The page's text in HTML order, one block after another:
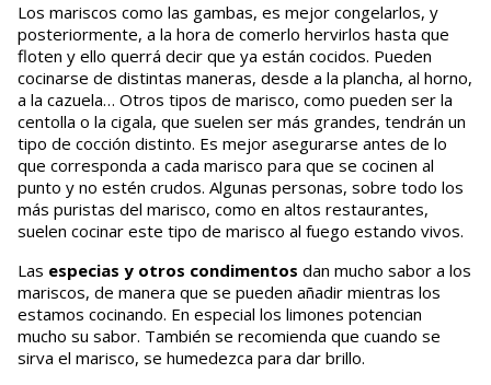
Los mariscos como las gambas, es mejor congelarlos, y
posteriormente, a la hora de comerlo hervirlos hasta que
floten y ello querrá decir que ya están cocidos. Pueden
cocinarse de distintas maneras, desde a la plancha, al horno,
a la cazuela… Otros tipos de marisco, como pueden ser la
centolla o la cigala, que suelen ser más grandes, tendrán un
tipo de cocción distinto. Es mejor asegurarse antes de lo
que corresponda a cada marisco para que se cocinen al
punto y no estén crudos. Algunas personas, sobre todo los
más puristas del marisco, como en altos restaurantes,
suelen cocinar este tipo de marisco al fuego estando vivos.
Las especias y otros condimentos dan mucho sabor a los
mariscos, de manera que se pueden añadir mientras los
estamos cocinando. En especial los limones potencian
mucho su sabor. También se recomienda que cuando se
sirva el marisco, se humedezca para dar brillo.